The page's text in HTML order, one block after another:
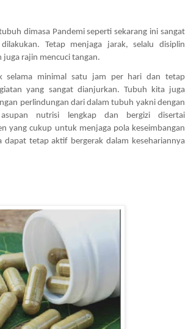
dimasa Pandemi seperti sekarang ini sangat
Tetap menjaga jarak, selalu disiplin
juga rajin mencuci tangan.
selama minimal satu jam per hari dan tetap
yang sangat dianjurkan. Tubuh kita juga
perlindungan dari dalam tubuh yakni dengan
nutrisi lengkap dan bergizi disertai
yang cukup untuk menjaga pola keseimbangan
dapat tetap aktif bergerak dalam kesehariannya